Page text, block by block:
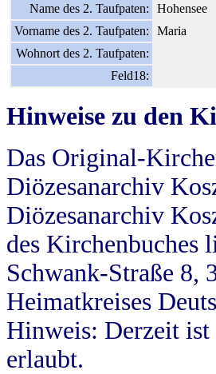
Name des 2. Taufpaten:
Hohensee
Vorname des 2. Taufpaten:
Maria
Wohnort des 2. Taufpaten:
Feld18:
Hinweise zu den
Das Original-
Diözesanarchiv
Diözesanarchiv
des Kirchenbuches
Schwank-Straße 8,
Heimatkreises
Hinweis: Derzeit ist
erlaubt.